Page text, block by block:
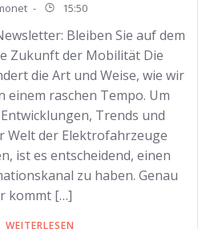
- 15:50
Bleiben Sie auf dem
Zukunft der Mobilität Die
die Art und Weise, wie wir
einem raschen Tempo. Um
Trends und
Welt der Elektrofahrzeuge
ist es entscheidend, einen
zu haben. Genau
kommt […]
WEITERLESEN